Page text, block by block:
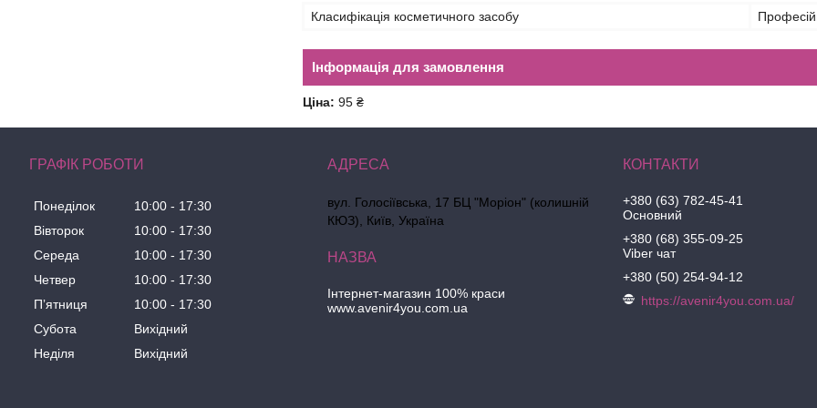
Класифікація косметичного засобу
Інформація для замовлення
Ціна: 95 ₴
ГРАФІК РОБОТИ
Понеділок 10:00
17:30
Вівторок
10:00
17:30
Середа
10:00
17:30
Четвер
10:00
17:30
Пʼятниця
10:00
17:30
Субота
Вихідний
Неділя
Вихідний
вул. Голосіївська, 17 БЦ "Моріон" (колишній
КЮЗ), Київ, Україна
Інтернет-магазин 100% краси
www.avenir4you.com.ua
+380 (63) 782-45-41
Основний
+380 (68) 355-09-25
Viber чат
+380 (50) 254-94-12
https://avenir4you.com.ua/